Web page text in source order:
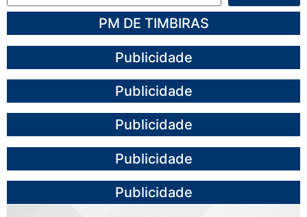
PM DE TIMBIRAS
Publicidade
Publicidade
Publicidade
Publicidade
Publicidade